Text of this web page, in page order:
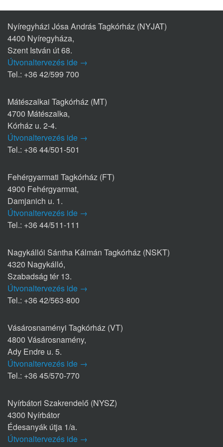
Nyíregyházi Jósa András Tagkórház (NYJAT)
4400 Nyíregyháza,
Szent István út 68.
Útvonaltervezés ide →
Tel.: +36 42/599 700
Mátészalkai Tagkórház (MT)
4700 Mátészalka,
Kórház u. 2-4.
Útvonaltervezés ide →
Tel.: +36 44/501-501
Fehérgyarmati Tagkórház (FT)
4900 Fehérgyarmat,
Damjanich u. 1.
Útvonaltervezés ide →
Tel.: +36 44/511-111
Nagykállói Sántha Kálmán Tagkórház (NSKT)
4320 Nagykálló,
Szabadság tér 13.
Útvonaltervezés ide →
Tel.: +36 42/563-800
Vásárosnaményi Tagkórház (VT)
4800 Vásárosnamény,
Ady Endre u. 5.
Útvonaltervezés ide →
Tel.: +36 45/570-770
Nyírbátori Szakrendelő (NYSZ)
4300 Nyírbátor
Édesanyák útja 1/a.
Útvonaltervezés ide →